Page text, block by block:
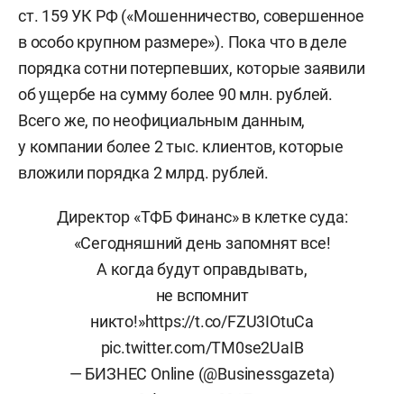
ст. 159 УК РФ («Мошенничество, совершенное
в особо крупном размере»). Пока что в деле
порядка сотни потерпевших, которые заявили
об ущербе на сумму более 90 млн. рублей.
Всего же, по неофициальным данным,
у компании более 2 тыс. клиентов, которые
вложили порядка 2 млрд. рублей.
Директор «ТФБ Финанс» в клетке суда:
«Сегодняшний день запомнят все!
А когда будут оправдывать,
не вспомнит
никто!»https://t.co/FZU3IOtuCa
pic.twitter.com/TM0se2UaIB
— БИЗНЕС Online (@Businessgazeta)